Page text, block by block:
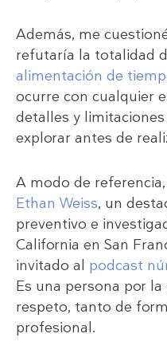
Además, me
refutaría la totalidad
alimentación de
ocurre con cualquier
detalles y
explorar antes de
A modo de
Ethan Weiss, un
preventivo e
California en San
invitado al podcast
Es una persona por
respeto, tanto de
profesional.